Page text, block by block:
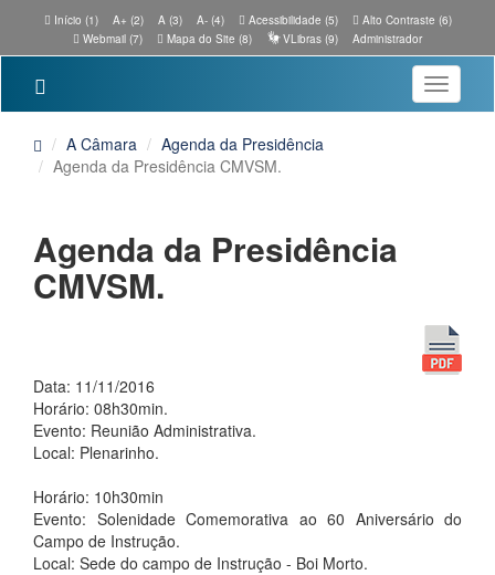
Início (1) A+ (2) A (3) A- (4) Acessibilidade (5)
Alto Contraste (6)
Webmail (7)
Mapa do Site (8) VLibras (9) Administrador
Toggle
A Câmara
Agenda da Presidência
Agenda da Presidência CMVSM.
Agenda da Presidência
CMVSM.
Data: 11/11/2016
Horário: 08h30min.
Evento: Reunião Administrativa.
Local: Plenarinho.
Horário: 10h30min
Evento: Solenidade Comemorativa ao 60 Aniversário do
Campo de Instrução.
Local: Sede do campo de Instrução - Boi Morto.